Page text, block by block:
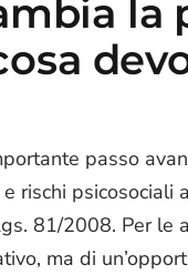
la
passo
psicosociali
81/2008. Per le
ma di